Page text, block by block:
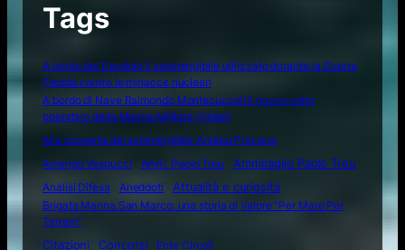
Tags
A bordo del Dandolo il sommergibile utilizzato durante la Guerra
Fredda contro le minacce nucleari
A bordo di Nave Raimondo Montecuccoli il nuovo volto
operativo della Marina Militare (Video)
Alla scoperta del sommergibile Andrea Provana
Amerigo Vespucci
Amm. Paolo Treu
Ammiraglio Paolo Treu
Analisi Difesa
Aneddoti Attualità e curiosità
Brigata Marina San Marco: una storia di Valore "Per Mare Per
Terram"
Citazioni
Concorsi
Ente Circoli